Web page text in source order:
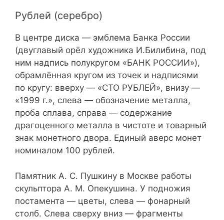
Рублей (серебро)
В центре диска — эмблема Банка России
(двуглавый орёл художника И.Билибина, под
ним надпись полукругом «БАНК РОССИИ»),
обрамлённая кругом из точек и надписями
по кругу: вверху — «СТО РУБЛЕЙ», внизу —
«1999 г.», слева — обозначение металла,
проба сплава, справа — содержание
драгоценного металла в чистоте и товарный
знак монетного двора. Единый аверс монет
номиналом 100 рублей.
Памятник А. С. Пушкину в Москве работы
скульптора А. М. Опекушина. У подножия
постамента — цветы, слева — фонарный
столб. Слева сверху вниз — фрагменты